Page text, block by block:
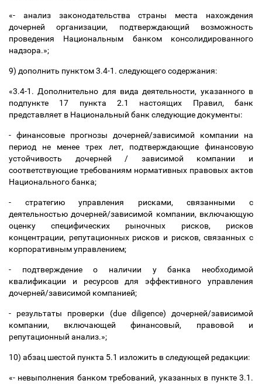
«- анализ законодательства страны места нахождения
дочерней организации, подтверждающий возможность
проведения Национальным банком консолидированного
надзора.»;
9) дополнить пунктом 3.4-1. следующего содержания:
«3.4-1. Дополнительно для вида деятельности, указанного в
подпункте 17 пункта 2.1 настоящих Правил, банк
представляет в Национальный банк следующие документы:
- финансовые прогнозы дочерней/зависимой компании на
период не менее трех лет, подтверждающие финансовую
устойчивость дочерней / зависимой компании и
соответствующие требованиям нормативных правовых актов
Национального банка;
- стратегию управления рисками, связанными с
деятельностью дочерней/зависимой компании, включающую
оценку специфических рыночных рисков, рисков
концентрации, репутационных рисков и рисков, связанных с
корпоративным управлением;
- подтверждение о наличии у банка необходимой
квалификации и ресурсов для эффективного управления
дочерней/зависимой компанией;
- результаты проверки (due diligence) дочерней/зависимой
компании, включающей финансовый, правовой и
репутационный анализ.»;
10) абзац шестой пункта 5.1 изложить в следующей редакции:
«- невыполнения банком требований, указанных в пункте 3.1.